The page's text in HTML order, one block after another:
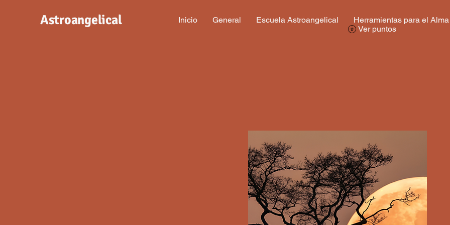
Astroangelical Inicio General Escuela Astroangelical
Herramientas para el Alma
Ver puntos